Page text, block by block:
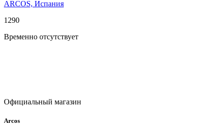
ARCOS, Испания
1 290
Временно отсутствует
Официальный магазин
Arcos